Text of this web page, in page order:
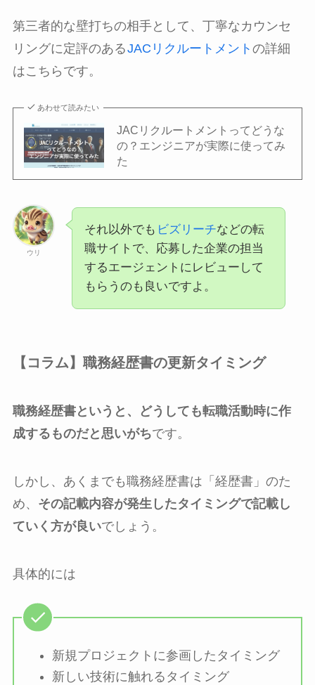
第三者的な壁打ちの相手として、丁寧なカウンセ
リングに定評のあるJACリクルートメント の詳細
はこちらです。
あわせて読みたい
JACリクルートメントってどうな
の？エンジニアが実際に使ってみ
た
ウリ
それ以外でも ビズリーチなどの転
職サイトで、応募した企業の担当
するエージェントにレビューして
もらうのも良いですよ。
【コラム】職務経歴書の更新タイミング
職務経歴書というと、どうしても転職活動時に作
成するものだと思いがちです。
しかし、あくまでも職務経歴書は「経歴書」のた
め、 その記載内容が発生したタイミングで記載し
ていく方が良いでしょう。
具体的には
新規プロジェクトに参画したタイミング
新しい技術に触れるタイミング